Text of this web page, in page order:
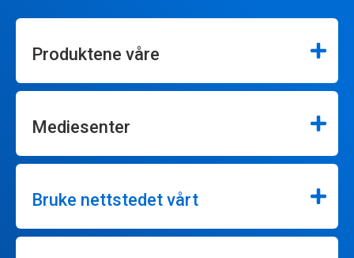
Produktene våre
Mediesenter
Bruke nettstedet vårt